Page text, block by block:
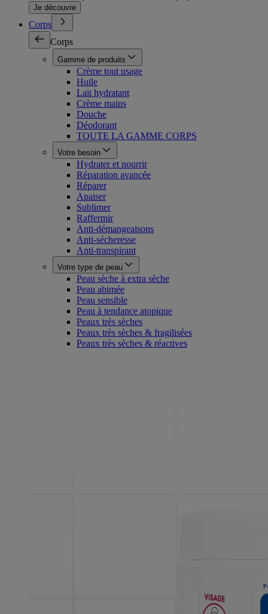
Je découvre
Corps
Corps
Gamme de produits
Crème tout usage
Huile
Lait hydratant
Crème mains
Douche
Déodorant
TOUTE LA GAMME CORPS
Votre besoin
Hydrater et nourrir
Réparation avancée
Réparer
Apaiser
Sublimer
Raffermir
Anti-démangeaisons
Anti-sécheresse
Anti-transpirant
Votre type de peau
Peau sèche à extra sèche
Peau abimée
Peau sensible
Peau à tendance atopique
Peaux très sèches
Peaux très sèches & fragilisées
Peaux très sèches & réactives